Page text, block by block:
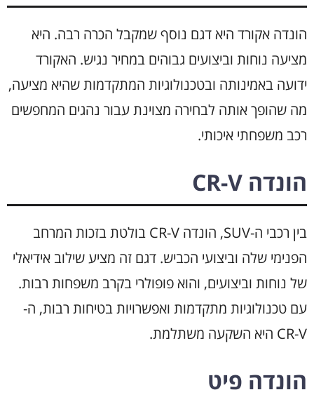
הונדה אקורד היא דגם נוסף שמקבל הכרה רבה. היא
מציעה נוחות וביצועים גבוהים במחיר נגיש. האקורד
ידועה באמינותה ובטכנולוגיות המתקדמות שהיא מציעה,
מה שהופך אותה לבחירה מצוינת עבור נהגים המחפשים
רכב משפחתי איכותי.
הונדה CR-V
בין רכבי ה-SUV, הונדה CR-V בולטת בזכות המרחב
הפנימי שלה וביצועי הכביש. דגם זה מציע שילוב אידיאלי
של נוחות וביצועים, והוא פופולרי בקרב משפחות רבות.
עם טכנולוגיות מתקדמות ואפשרויות בטיחות רבות, ה-
CR-V היא השקעה משתלמת.
הונדה פיט